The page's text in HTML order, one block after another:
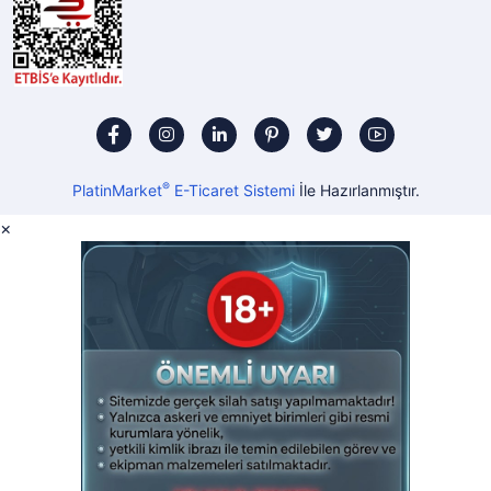
PlatinMarket®E-Ticaret Sistemiİle Hazırlanmıştır.
×